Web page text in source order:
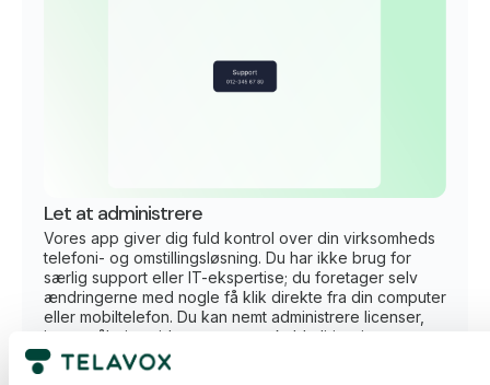
Let at administrere
Vores app giver dig fuld kontrol over din virksomheds
telefoni- og omstillingsløsning. Du har ikke brug for
særlig support eller IT-ekspertise; du foretager selv
ændringerne med nogle få klik direkte fra din computer
eller mobiltelefon. Du kan nemt administrere licenser,
justere åbningstider og styre opkaldsdirigering –
ændringer træder i kraft med det samme, uden
ventetid.